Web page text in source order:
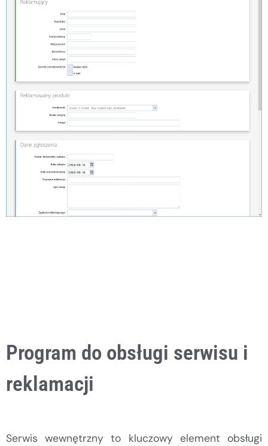
Program do obsługi serwisu i
reklamacji
Serwis wewnętrzny to kluczowy element obsługi